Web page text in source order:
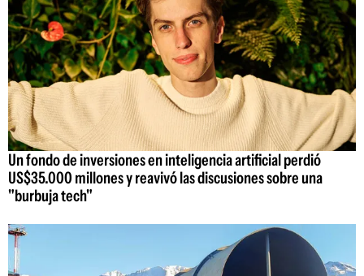
Un fondo de inversiones en inteligencia artificial perdió
US$35.000 millones y reavivó las discusiones sobre una
"burbuja tech"